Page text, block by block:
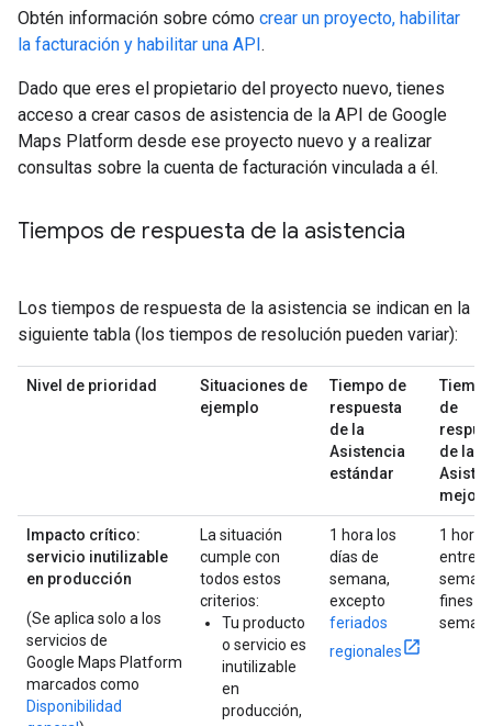
Obtén información sobre cómo crear un proyecto, habilitar
la facturación y habilitar una API.
Dado que eres el propietario del proyecto nuevo, tienes
acceso a crear casos de asistencia de la API de Google
Maps Platform desde ese proyecto nuevo y a realizar
consultas sobre la cuenta de facturación vinculada a él.
Tiempos de respuesta de la asistencia
Los tiempos de respuesta de la asistencia se indican en la
siguiente tabla (los tiempos de resolución pueden variar):
Nivel de prioridad
Situaciones de
ejemplo
Tiempo de
respuesta
de la
Asistencia
estándar
de
de la
Impacto crítico:
servicio inutilizable
en producción
(Se aplica solo a los
servicios de
Google Maps Platform
marcados como
Disponibilidad
La situación
cumple con
todos estos
criterios:
Tu producto
o servicio es
inutilizable
en
producción,
1 hora los
días de
semana,
excepto
feriados
regionales
1 hora
entre
fines